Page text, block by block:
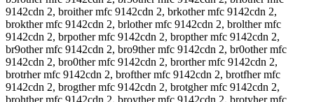
9142cdn 2, broither mfc 9142cdn 2, brkother mfc 9142cdn 2,
brokther mfc 9142cdn 2, brlother mfc 9142cdn 2, brolther mfc
9142cdn 2, brpother mfc 9142cdn 2, bropther mfc 9142cdn 2,
br9other mfc 9142cdn 2, bro9ther mfc 9142cdn 2, br0other mfc
9142cdn 2, bro0ther mfc 9142cdn 2, brorther mfc 9142cdn 2,
brotrher mfc 9142cdn 2, brofther mfc 9142cdn 2, brotfher mfc
9142cdn 2, brogther mfc 9142cdn 2, brotgher mfc 9142cdn 2,